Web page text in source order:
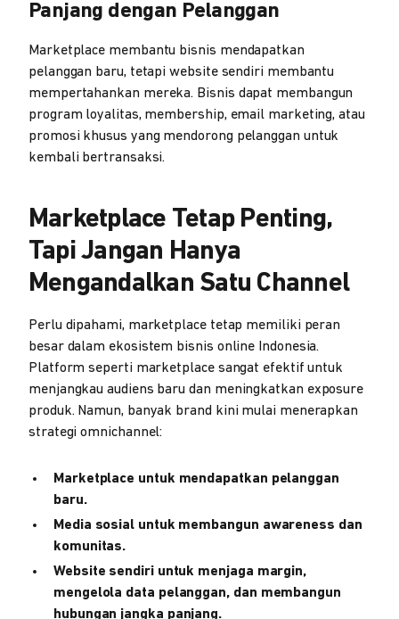
Panjang dengan Pelanggan
Marketplace membantu bisnis mendapatkan
pelanggan baru, tetapi website sendiri membantu
mempertahankan mereka. Bisnis dapat membangun
program loyalitas, membership, email marketing, atau
promosi khusus yang mendorong pelanggan untuk
kembali bertransaksi.
Marketplace Tetap Penting,
Tapi Jangan Hanya
Mengandalkan Satu Channel
Perlu dipahami, marketplace tetap memiliki peran
besar dalam ekosistem bisnis online Indonesia.
Platform seperti marketplace sangat efektif untuk
menjangkau audiens baru dan meningkatkan exposure
produk. Namun, banyak brand kini mulai menerapkan
strategi omnichannel:
Marketplace untuk mendapatkan pelanggan
baru.
Media sosial untuk membangun awareness dan
komunitas.
Website sendiri untuk menjaga margin,
mengelola data pelanggan, dan membangun
hubungan jangka panjang.